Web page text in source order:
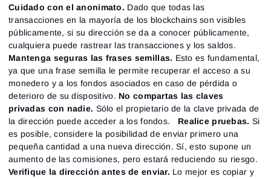
Cuidado con el anonimato. Dado que todas las
transacciones en la mayoría de los blockchains son visibles
públicamente, si su dirección se da a conocer públicamente,
cualquiera puede rastrear las transacciones y los saldos.
Mantenga seguras las frases semillas. Esto es fundamental,
ya que una frase semilla le permite recuperar el acceso a su
monedero y a los fondos asociados en caso de pérdida o
deterioro de su dispositivo. No compartas las claves
privadas con nadie. Sólo el propietario de la clave privada de
la dirección puede acceder a los fondos. Realice pruebas. Si
es posible, considere la posibilidad de enviar primero una
pequeña cantidad a una nueva dirección. Sí, esto supone un
aumento de las comisiones, pero estará reduciendo su riesgo.
Verifique la dirección antes de enviar. Lo mejor es copiar y